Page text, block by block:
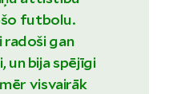
futbolu.
radoši gan
un bija spējīgi
visvairāk